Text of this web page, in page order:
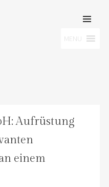
CONTENT
MENU
Aufrüstung
einem